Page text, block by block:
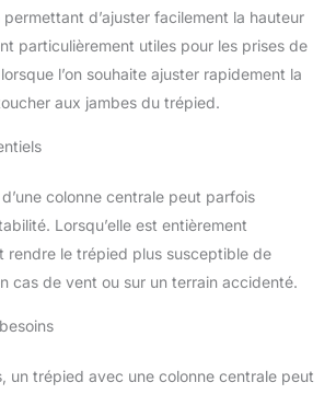
d’ajuster facilement la hauteur
particulièrement utiles pour les prises de
l’on souhaite ajuster rapidement la
aux jambes du trépied.
colonne centrale peut parfois
Lorsqu’elle est entièrement
rendre le trépied plus susceptible de
cas de vent ou sur un terrain accidenté.
un trépied avec une colonne centrale peut